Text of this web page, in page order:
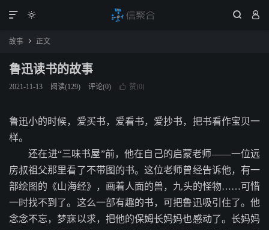
  

故事  正文
鲁迅读书的故事
2021-11-13 阅读(129) 评论(0)  赞(0)
鲁迅小的时候，爱买书，爱看书，爱抄书，把书看作宝贝一
样。
还在进“三味书屋”前，他在自己的启蒙老师――一位远
房叔祖父那里看了不带图的书。这位老师曾经告诉他，有一
部绘图的《山海经》，画着人面的兽，九头的怪物……可惜
一时找不到了。这么一部有趣的书，可把鲁迅吸引住了。他
念念不忘，梦寐以求，把他的保姆长妈妈也感动了。长妈妈